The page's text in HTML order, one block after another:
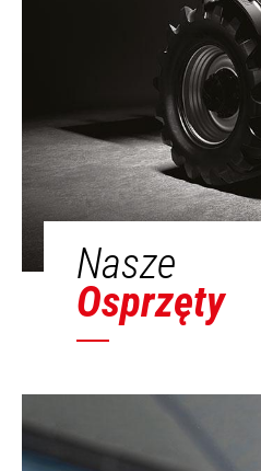
Nasze
Osprzęty